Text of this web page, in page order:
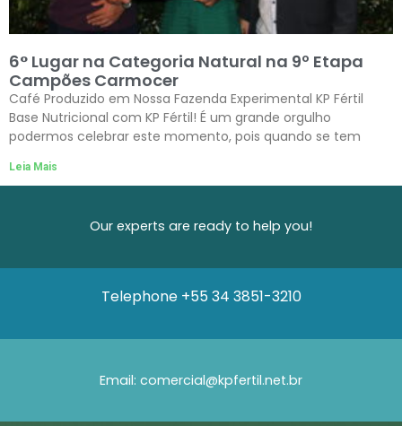
6° Lugar na Categoria Natural na 9º Etapa
Campões Carmocer
Café Produzido em Nossa Fazenda Experimental KP Fértil
Base Nutricional com KP Fértil! É um grande orgulho
podermos celebrar este momento, pois quando se tem
Leia Mais
Our experts are ready to help you!
Telephone +55 34 3851-3210
Email: comercial@kpfertil.net.br